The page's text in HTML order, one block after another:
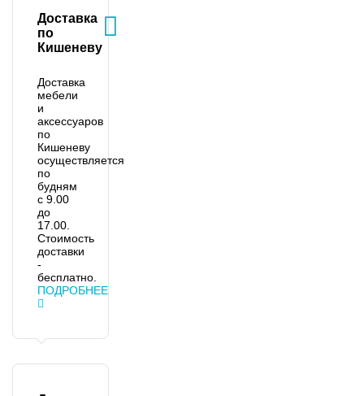
Доставка
по
Кишеневу
Доставка
мебели
и
аксессуаров
по
Кишеневу
осуществляется
по
будням
с 9.00
до
17.00.
Стоимость
доставки
-
бесплатно.
ПОДРОБНЕЕ